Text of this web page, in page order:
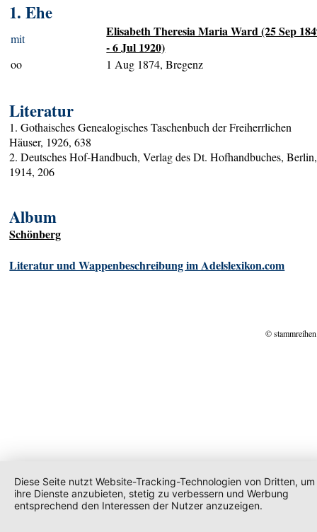
1. Ehe
mit
Elisabeth Theresia Maria Ward (25 Sep
- 6 Jul 1920)
oo 1 Aug 1874, Bregenz
Literatur
1. Gothaisches Genealogisches Taschenbuch der Freiherrlichen
Häuser, 1926, 638
2. Deutsches Hof-Handbuch, Verlag des Dt. Hofhandbuches, Berlin,
1914, 206
Album
Schönberg
Literatur und Wappenbeschreibung im Adelslexikon.com
©
Diese Seite nutzt Website-Tracking-Technologien von Dritten, um
ihre Dienste anzubieten, stetig zu verbessern und Werbung
entsprechend den Interessen der Nutzer anzuzeigen.